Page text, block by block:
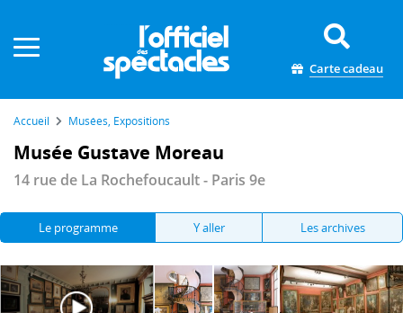
Carte cadeau
Accueil Musées, Expositions
Musée Gustave Moreau
14 rue de La Rochefoucault - Paris 9e
Le programme Y aller Les archives